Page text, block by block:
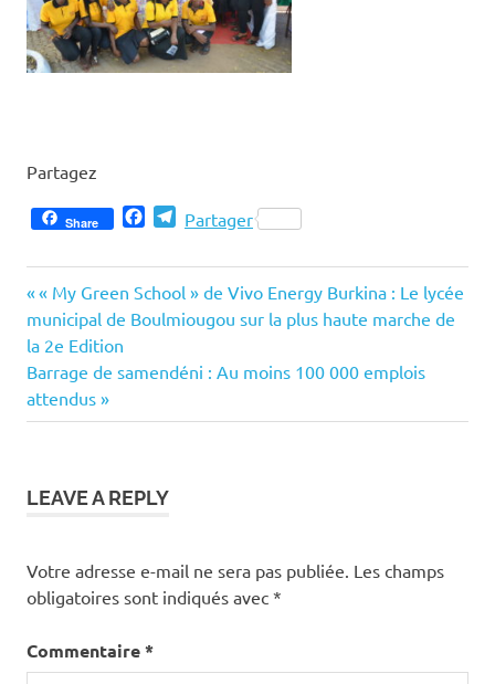
Partagez
Share FacebookTelegram
Partager
Navigation
de
l’article
Previous
Post:
« My Green School » de Vivo Energy Burkina : Le lycée
municipal de Boulmiougou sur la plus haute marche de
la 2e Edition
Next
Post:
Barrage de samendéni : Au moins 100 000 emplois
attendus
LEAVE A REPLY
Votre adresse e-mail ne sera pas publiée. Les champs
obligatoires sont indiqués avec *
Commentaire*